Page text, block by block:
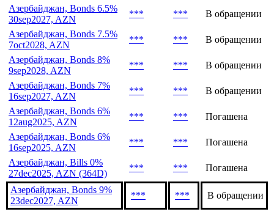
Азербайджан, Bonds 6.5%
30sep2027, AZN
*** ***
В обращении
Азербайджан, Bonds 7.5%
7oct2028, AZN
*** ***
В обращении
Азербайджан, Bonds 8%
9sep2028, AZN
*** ***
В обращении
Азербайджан, Bonds 7%
16sep2027, AZN
*** ***
В обращении
Азербайджан, Bonds 6%
12aug2025, AZN
*** ***
Погашена
Азербайджан, Bonds 6%
16sep2025, AZN
*** ***
Погашена
Азербайджан, Bills 0%
27dec2025, AZN (364D)
*** *** Погашена
Азербайджан, Bonds 9%
23dec2027, AZN
*** *** В обращении